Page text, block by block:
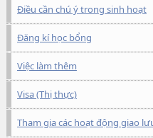
Điều cần chú ý trong sinh hoạt
Đăng kí học bổng
Việc làm thêm
Visa (Thị thực)
Tham gia các hoạt động giao